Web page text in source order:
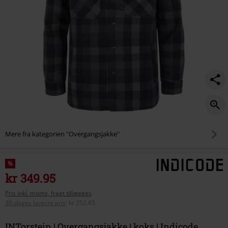
Mere fra kategorien "Overgangsjakke"
%
kr 349.95
Pris inkl. moms, fragt tillægges
30-dages laveste pris
kr 252.83